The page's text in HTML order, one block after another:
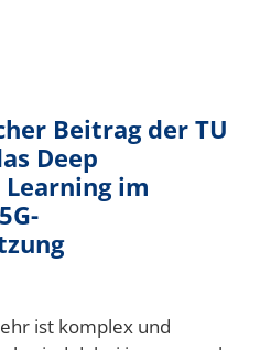
Beitrag der TU
Deep
im
ist komplex und